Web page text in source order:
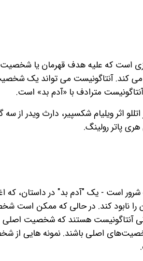
است که علیه هدف قهرمان یا
می کند. آنتاگونیست می تواند یک
مترادف با «آدم بد» است.
اثر ویلیام شکسپیر، دارث ویدر از
پاتر رولینگ.
است - یک "آدم بد" در داستان، که
را نابود کند. در حالی که ممکن است
آنتاگونیست هستند که شخصیت اصلی
اصلی باشند. نمونه هایی از